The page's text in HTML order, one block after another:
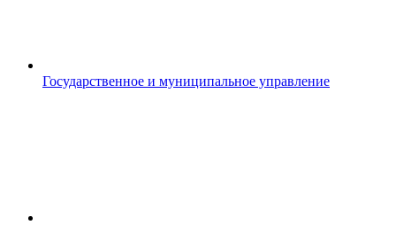
Государственное и муниципальное управление